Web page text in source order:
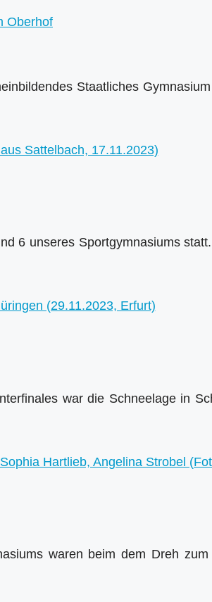
Staatliches
6 unseres Sportgymnasiums
war die Schneelage in
waren beim dem Dreh